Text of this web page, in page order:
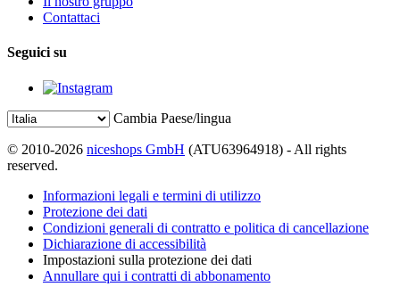
Contattaci
Seguici su
Cambia Paese/lingua
© 2010-2026 niceshops GmbH (ATU63964918) - All rights
reserved.
Informazioni legali e termini di utilizzo
Protezione dei dati
Condizioni generali di contratto e politica di cancellazione
Dichiarazione di accessibilità
Impostazioni sulla protezione dei dati
Annullare qui i contratti di abbonamento